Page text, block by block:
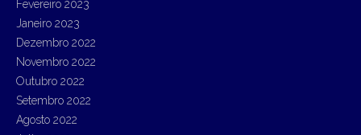
Fevereiro 2023
Janeiro 2023
Dezembro 2022
Novembro 2022
Outubro 2022
Setembro 2022
Agosto 2022